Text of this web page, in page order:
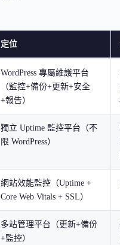
定位
WordPress 專屬維護平台
（監控+備份+更新+安全
+報告）
獨立 Uptime 監控平台（不
限 WordPress）
網站效能監控（Uptime +
Core Web Vitals + SSL）
多站管理平台（更新+備份
+監控）